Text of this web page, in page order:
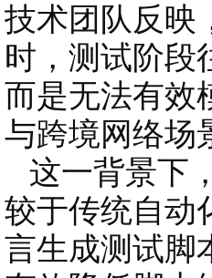
技术团队反映
时，测试阶
而是无法有效
与跨境网络场
这一背景下
较于传统自动
言生成测试脚